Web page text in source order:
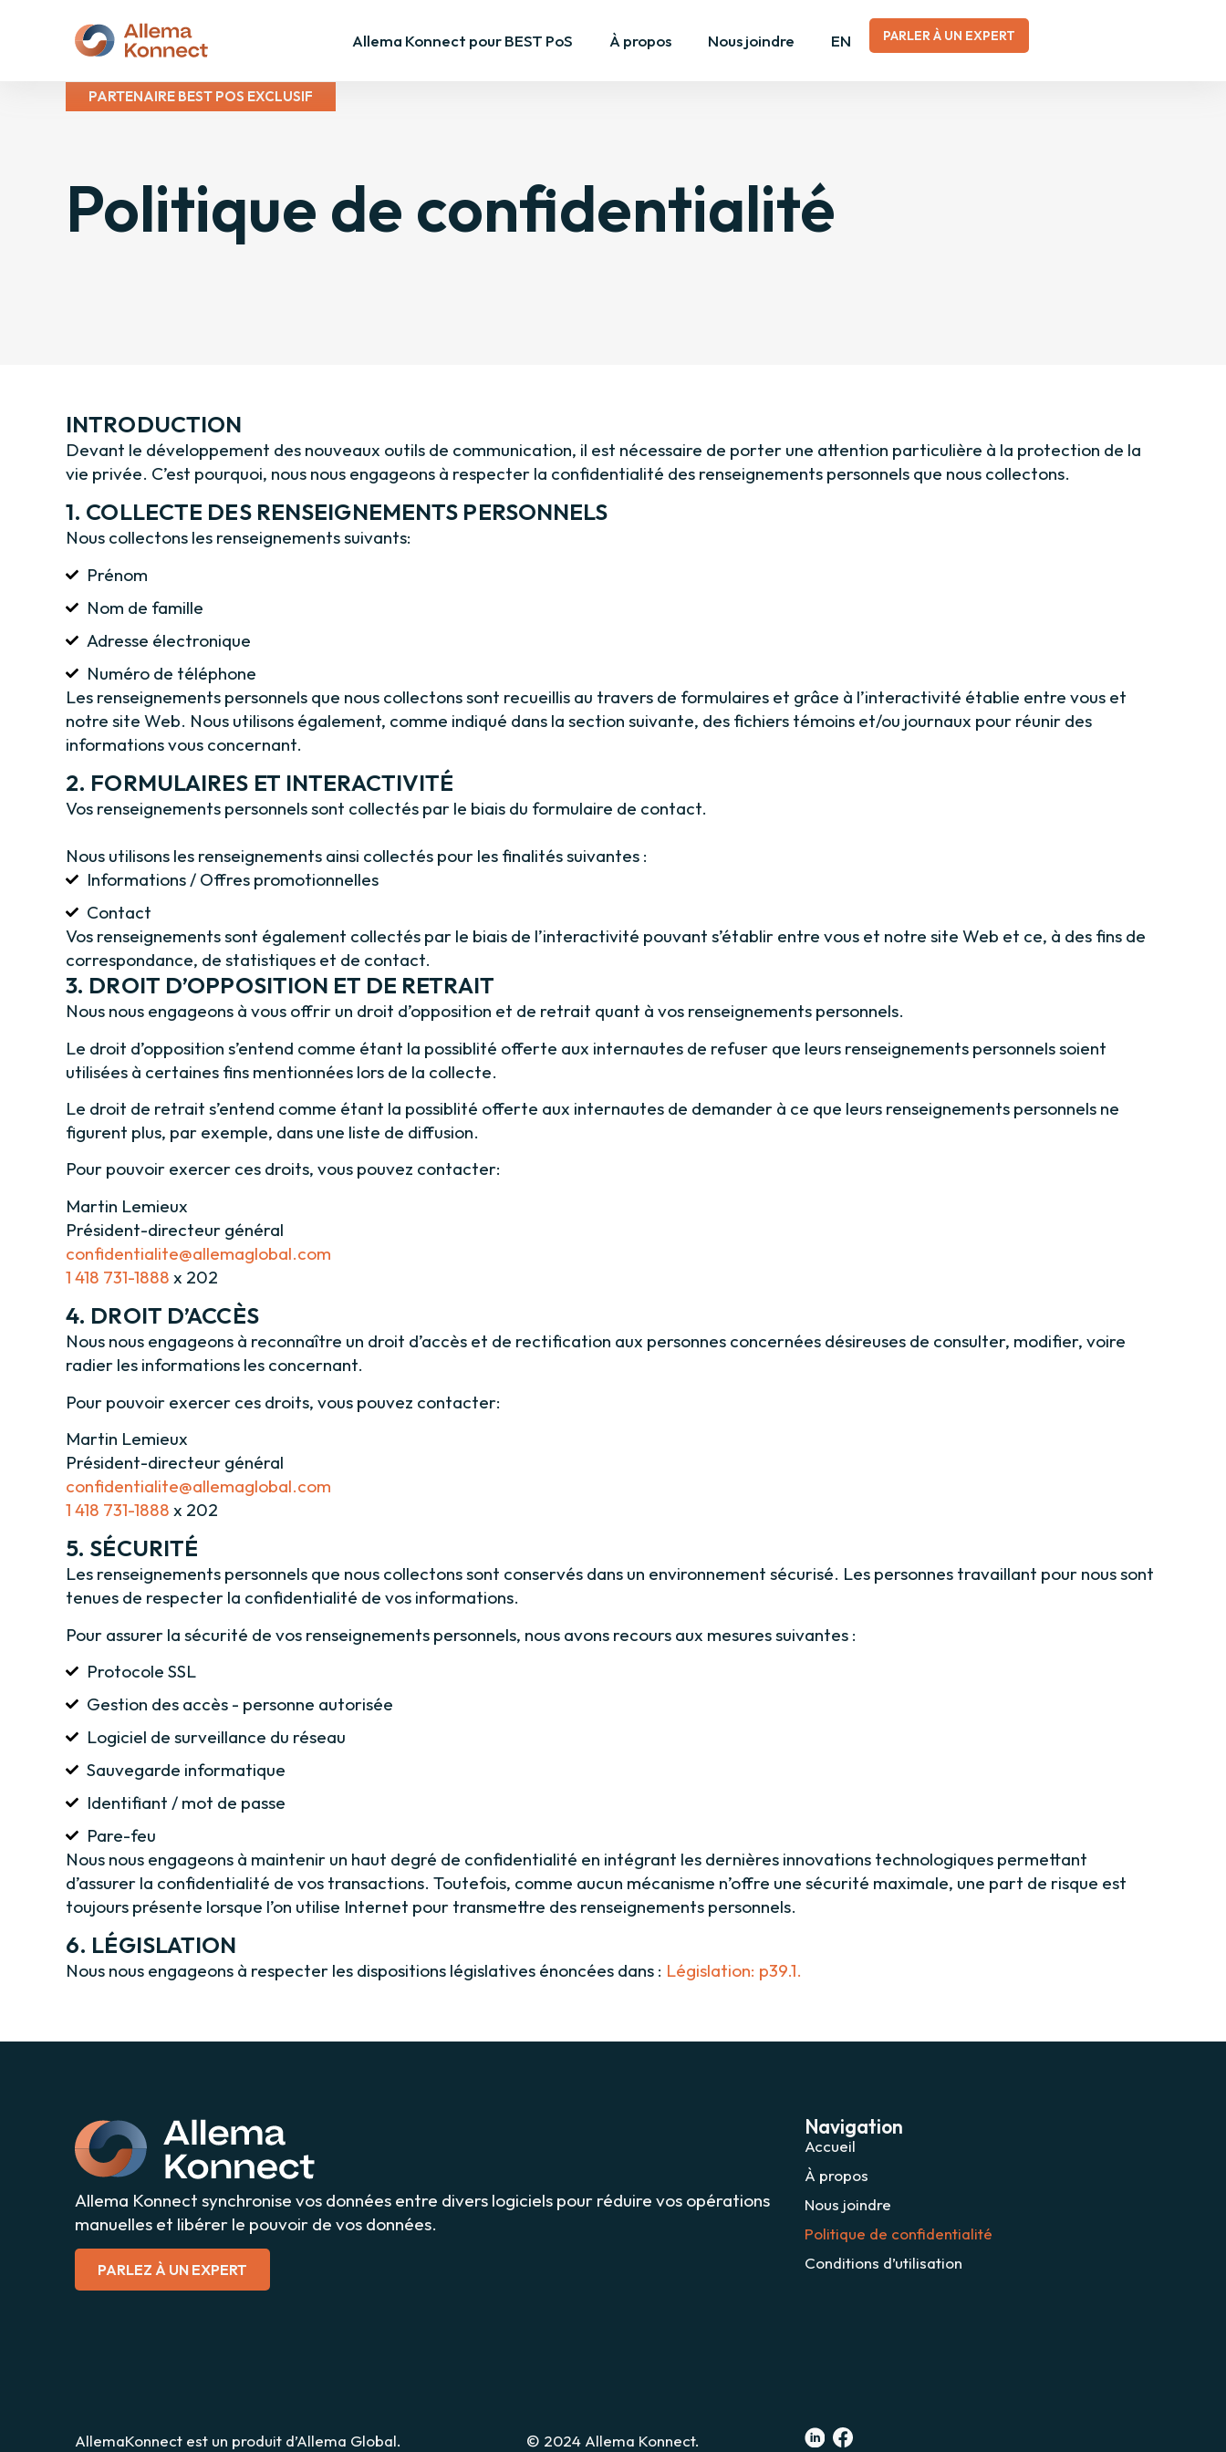
Allema Konnect pour BEST PoS À propos Nous joindre EN PARLER À UN EXPERT
PARTENAIRE BEST POS EXCLUSIF
Politique de confidentialité
INTRODUCTION
Devant le développement des nouveaux outils de communication, il est nécessaire de porter une attention particulière à la protection de la
vie privée. C’est pourquoi, nous nous engageons à respecter la confidentialité des renseignements personnels que nous collectons.
1. COLLECTE DES RENSEIGNEMENTS PERSONNELS
Nous collectons les renseignements suivants:
Prénom
Nom de famille
Adresse électronique
Numéro de téléphone
Les renseignements personnels que nous collectons sont recueillis au travers de formulaires et grâce à l’interactivité établie entre vous et
notre site Web. Nous utilisons également, comme indiqué dans la section suivante, des fichiers témoins et/ou journaux pour réunir des
informations vous concernant.
2. FORMULAIRES ET INTERACTIVITÉ
Vos renseignements personnels sont collectés par le biais du formulaire de contact.
Nous utilisons les renseignements ainsi collectés pour les finalités suivantes :
Informations / Offres promotionnelles
Contact
Vos renseignements sont également collectés par le biais de l’interactivité pouvant s’établir entre vous et notre site Web et ce, à des fins de
correspondance, de statistiques et de contact.
3. DROIT D’OPPOSITION ET DE RETRAIT
Nous nous engageons à vous offrir un droit d’opposition et de retrait quant à vos renseignements personnels.
Le droit d’opposition s’entend comme étant la possiblité offerte aux internautes de refuser que leurs renseignements personnels soient
utilisées à certaines fins mentionnées lors de la collecte.
Le droit de retrait s’entend comme étant la possiblité offerte aux internautes de demander à ce que leurs renseignements personnels ne
figurent plus, par exemple, dans une liste de diffusion.
Pour pouvoir exercer ces droits, vous pouvez contacter:
Martin Lemieux
Président-directeur général
confidentialite@allemaglobal.com
1 418 731-1888 x 202
4. DROIT D’ACCÈS
Nous nous engageons à reconnaître un droit d’accès et de rectification aux personnes concernées désireuses de consulter, modifier, voire
radier les informations les concernant.
Pour pouvoir exercer ces droits, vous pouvez contacter:
Martin Lemieux
Président-directeur général
confidentialite@allemaglobal.com
1 418 731-1888 x 202
5. SÉCURITÉ
Les renseignements personnels que nous collectons sont conservés dans un environnement sécurisé. Les personnes travaillant pour nous sont
tenues de respecter la confidentialité de vos informations.
Pour assurer la sécurité de vos renseignements personnels, nous avons recours aux mesures suivantes :
Protocole SSL
Gestion des accès - personne autorisée
Logiciel de surveillance du réseau
Sauvegarde informatique
Identifiant / mot de passe
Pare-feu
Nous nous engageons à maintenir un haut degré de confidentialité en intégrant les dernières innovations technologiques permettant
d’assurer la confidentialité de vos transactions. Toutefois, comme aucun mécanisme n’offre une sécurité maximale, une part de risque est
toujours présente lorsque l’on utilise Internet pour transmettre des renseignements personnels.
6. LÉGISLATION
Nous nous engageons à respecter les dispositions législatives énoncées dans : Législation: p39.1.
Navigation
Accueil
À propos
Nous joindre
Politique de confidentialité
Conditions d’utilisation
Allema Konnect synchronise vos données entre divers logiciels pour réduire vos opérations
manuelles et libérer le pouvoir de vos données.
PARLEZ À UN EXPERT
AllemaKonnect est un produit d’Allema Global. © 2024 Allema Konnect.